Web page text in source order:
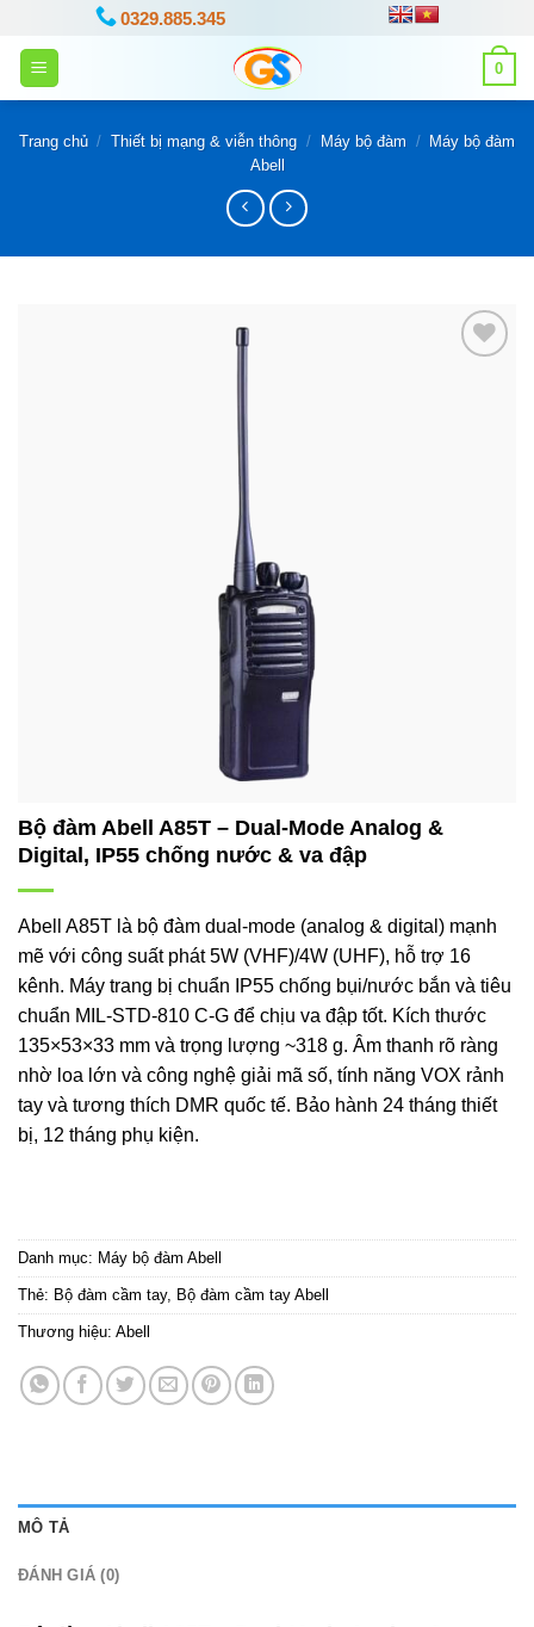
dung
0329.885.345
0
Trang chủ / Thiết bị mạng & viễn thông / Máy bộ đàm /
Máy bộ đàm
Abell
Bộ đàm Abell A85T – Dual-Mode Analog &
Digital, IP55 chống nước & va đập
Abell A85T là bộ đàm dual-mode (analog & digital) mạnh
mẽ với công suất phát 5W (VHF)/4W (UHF), hỗ trợ 16
kênh. Máy trang bị chuẩn IP55 chống bụi/nước bắn và tiêu
chuẩn MIL-STD-810 C-G để chịu va đập tốt. Kích thước
135×53×33 mm và trọng lượng ~318 g. Âm thanh rõ ràng
nhờ loa lớn và công nghệ giải mã số, tính năng VOX rảnh
tay và tương thích DMR quốc tế. Bảo hành 24 tháng thiết
bị, 12 tháng phụ kiện.
Danh mục: Máy bộ đàm Abell
Thẻ: Bộ đàm cầm tay, Bộ đàm cầm tay Abell
Thương hiệu: Abell
MÔ TẢ
ĐÁNH GIÁ (0)